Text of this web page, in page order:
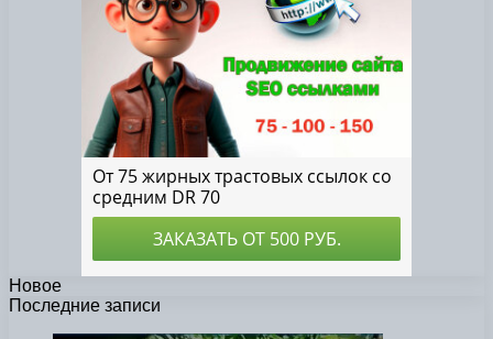
Новое
Последние записи